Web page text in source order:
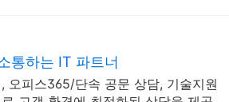
통하는 IT 파트너
오피스365/단속 공문 상담, 기술지원